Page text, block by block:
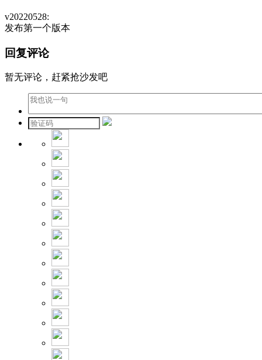
v20220528:
发布第一个版本
回复评论
暂无评论，赶紧抢沙发吧